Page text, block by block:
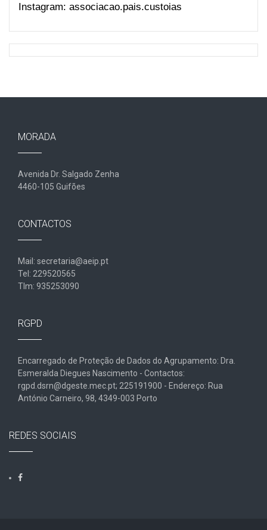
Instagram: associacao.pais.custoias
MORADA
Avenida Dr. Salgado Zenha
4460-105 Guifões
CONTACTOS
Mail: secretaria@aeip.pt
Tel: 229520565
Tlm: 935253090
RGPD
Encarregado de Proteção de Dados do Agrupamento: Dra.
Esmeralda Diegues Nascimento - Contactos:
rgpd.dsrn@dgeste.mec.pt; 225191900 - Endereço: Rua
António Carneiro, 98, 4349-003 Porto
REDES SOCIAIS